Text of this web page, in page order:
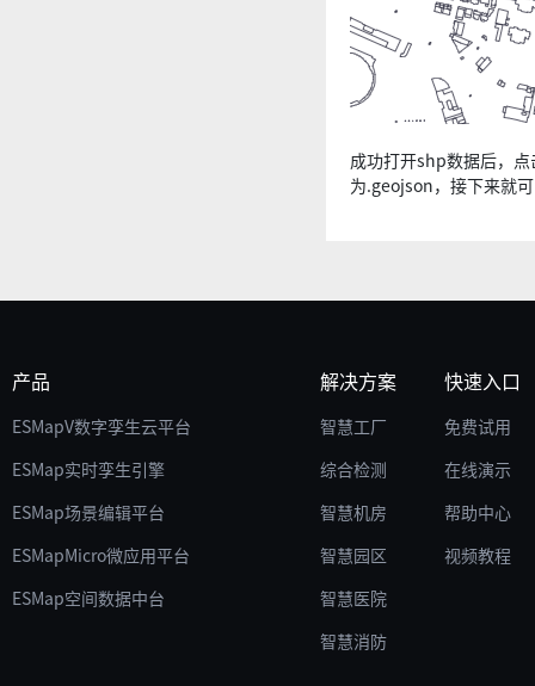
成功打开shp数据后，
为.geojson，接下来就
产品
ESMapV数字孪生云平台
ESMap实时孪生引擎
ESMap场景编辑平台
ESMapMicro微应用平台
ESMap空间数据中台
解决方案
智慧工厂
综合检测
智慧机房
智慧园区
智慧医院
智慧消防
快速入口
免费试用
在线演示
帮助中心
视频教程